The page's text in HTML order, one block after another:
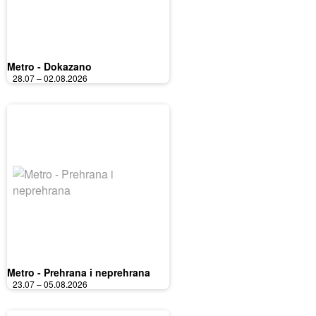
Metro - Dokazano
28.07 – 02.08.2026
Metro - Prehrana i neprehrana
23.07 – 05.08.2026